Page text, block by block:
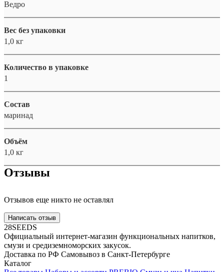
Ведро
Вес без упаковки
1,0 кг
Количество в упаковке
1
Состав
маринад
Объём
1,0 кг
Отзывы
Отзывов еще никто не оставлял
Написать отзыв
28SEEDS
Официальный интернет-магазин функциональных напитков,
смузи и средиземноморских закусок.
Доставка по РФ Самовывоз в Санкт-Петербурге
Каталог